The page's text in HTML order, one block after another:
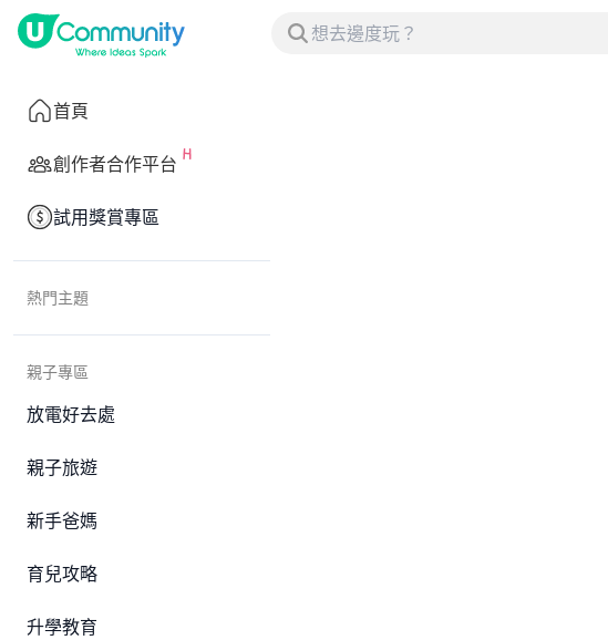
首頁
創作者合作平台
試用獎賞專區
熱門主題
親子專區
放電好去處
親子旅遊
新手爸媽
育兒攻略
升學教育